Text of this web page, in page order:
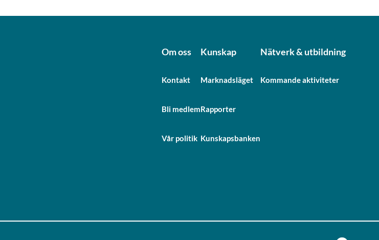
Om oss
Kontakt
Bli medlem
Vår politik
Kunskap
Marknadsläget
Rapporter
Kunskapsbanken
Nätverk & utbildning
Kommande aktiviteter